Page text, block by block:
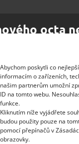
Abychom poskytli co
informacím o zařízeních,
našim partnerům umožní
ID na tomto webu.
funkce.
Kliknutím níže vyjádřete
budou použity pouze na
pomocí přepínačů v
obrazovky.
octa
životnost
a nepoškodí
. Bude se
dodat náhrobku
Podobně